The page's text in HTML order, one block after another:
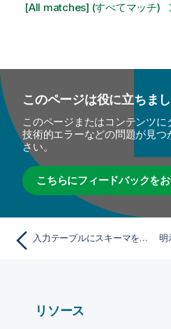
[All matches] (すべてマッチ)
このページは役に立ちま
このページまたはコンテンツに
技術的エラーなどの問題が見
さい。
こちらにフィードバックを
入力テーブルにスキーマを入力する
リソース